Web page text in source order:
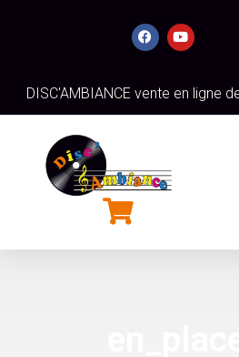
DISC'AMBIANCE vente en ligne